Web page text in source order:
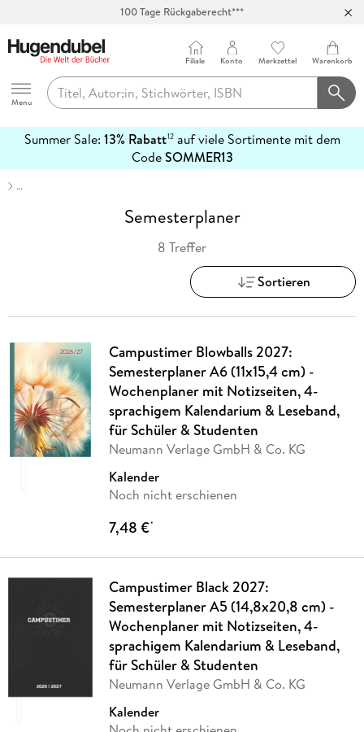
100 Tage Rückgaberecht***
Hugendubel
Menu
Filiale Konto Merkzettel Warenkorb
Summer Sale: 13% Rabatt12auf viele Sortimente mit dem
CodeSOMMER13
erfahren
…
Semesterplaner
8 Treffer
Sortieren
Campustimer Blowballs 2027:
Semesterplaner A6 (11x15,4 cm) -
Wochenplaner mit Notizseiten, 4-
sprachigem Kalendarium & Leseband,
für Schüler & Studenten
Neumann Verlage GmbH & Co. KG
Kalender
Noch nicht erschienen
7,48 €*
Campustimer Black 2027:
Semesterplaner A5 (14,8x20,8 cm) -
Wochenplaner mit Notizseiten, 4-
sprachigem Kalendarium & Leseband,
für Schüler & Studenten
Neumann Verlage GmbH & Co. KG
Kalender